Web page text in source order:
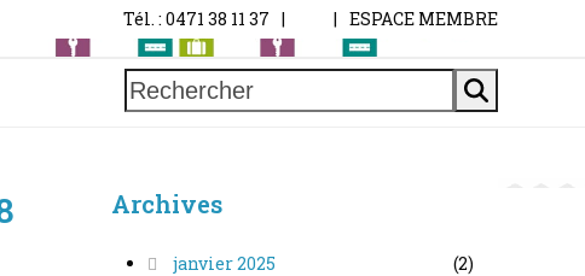
Tél. : 0471 38 11 37 | | ESPACE MEMBRE
Rechercher
Archives
janvier 2025
(2)